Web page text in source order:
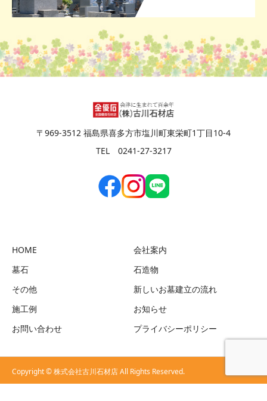
〒969-3512 福島県喜多方市塩川町東栄町1丁目10-4
TEL 0241-27-3217
HOME
会社案内
墓石
石造物
その他
新しいお墓建立の流れ
施工例
お知らせ
お問い合わせ
プライバシーポリシー
Copyright © 株式会社古川石材店 All Rights Reserved.